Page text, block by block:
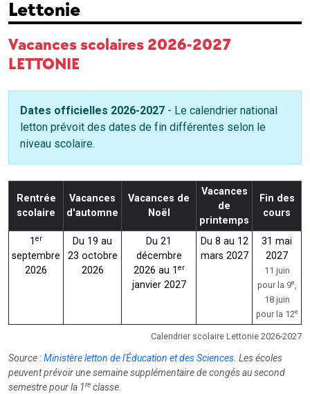
Lettonie
Vacances scolaires 2026-2027
LETTONIE
Dates officielles 2026-2027 - Le calendrier national
letton prévoit des dates de fin différentes selon le
niveau scolaire.
Calendrier scolaire Lettonie 2026-2027
Rentrée
scolaire
Vacances
d'automne
Vacances de
Noël
Vacances
de
printemps
Fin des
cours
1 er
septembre
2026
Du 19 au
23 octobre
2026
Du 21
décembre
2026 au 1 er
janvier 2027
Du 8 au 12
mars 2027
31 mai
2027
11 juin
pour la 9e,
18 juin
pour la 12e
Source :Ministère letton de l'Éducation et des Sciences . Les écoles
peuvent prévoir une semaine supplémentaire de congés au second
semestre pour la 1re classe.